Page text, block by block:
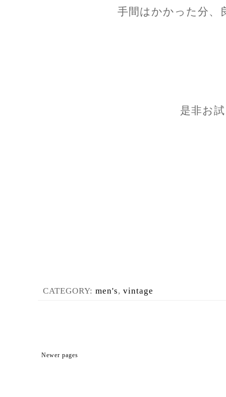
手間はかかった分、
是非お
CATEGORY: men's, vintage
Newer pages